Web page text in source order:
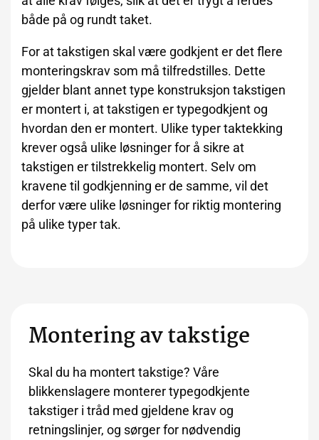
både på og rundt taket.
For at takstigen skal være godkjent er det flere
monteringskrav som må tilfredstilles. Dette
gjelder blant annet type konstruksjon takstigen
er montert i, at takstigen er typegodkjent og
hvordan den er montert. Ulike typer taktekking
krever også ulike løsninger for å sikre at
takstigen er tilstrekkelig montert. Selv om
kravene til godkjenning er de samme, vil det
derfor være ulike løsninger for riktig montering
på ulike typer tak.
Montering av takstige
Skal du ha montert takstige? Våre
blikkenslagere monterer typegodkjente
takstiger i tråd med gjeldene krav og
retningslinjer, og sørger for nødvendig